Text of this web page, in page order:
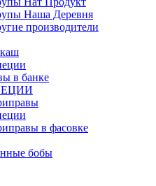
Наша Деревня
производители
в банке
в фасовке
бобы